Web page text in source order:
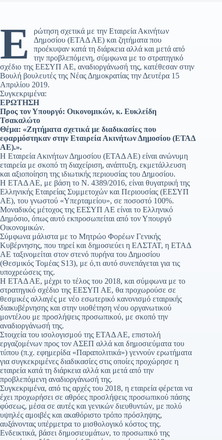
Ε
ρώτηση σχετικά με την Εταιρεία Ακινήτων
Δημοσίου (ΕΤΑΔ ΑΕ) και ζητήματα που
προέκυψαν κατά τη διάρκεια αλλά και μετά από
την προβλεπόμενη, σύμφωνα με το στρατηγικό
σχέδιο της ΕΕΣΥΠ ΑΕ, αναδιοργάνωσή της, κατέθεσαν στην
Βουλή βουλευτές της Νέας Δημοκρατίας την Δευτέρα 15
Απριλίου 2019.
Συγκεκριμένα:
ΕΡΩΤΗΣΗ
Προς τον Υπουργό: Οικονομικών, κ. Ευκλείδη
Τσακαλώτο
Θέμα: «Ζητήματα σχετικά με διαδικασίες που
εφαρμόστηκαν στην Εταιρεία Ακινήτων Δημοσίου (ΕΤΑΔ
ΑΕ).».
Η Εταιρεία Ακινήτων Δημοσίου (ΕΤΑΔ ΑΕ) είναι ανώνυμη
εταιρεία με σκοπό τη διαχείριση, ανάπτυξη, εκμετάλλευση
και αξιοποίηση της ιδιωτικής περιουσίας του Δημοσίου.
Η ΕΤΑΔ ΑΕ, με βάση το Ν. 4389/2016, είναι θυγατρική της
Ελληνικής Εταιρείας Συμμετοχών και Περιουσίας (ΕΕΣΥΠ
ΑΕ), του γνωστού «Υπερταμείου», σε ποσοστό 100%.
Μοναδικός μέτοχος της ΕΕΣΥΠ ΑΕ είναι το Ελληνικό
Δημόσιο, όπως αυτό εκπροσωπείται από τον Υπουργό
Οικονομικών.
Σύμφωνα μάλιστα με το Μητρώο Φορέων Γενικής
Κυβέρνησης, που τηρεί και δημοσιεύει η ΕΛΣΤΑΤ, η ΕΤΑΔ
ΑΕ ταξινομείται στον στενό πυρήνα του Δημοσίου
(Θεσμικός Τομέας S13), με ό,τι αυτό συνεπάγεται για τις
υποχρεώσεις της.
Η ΕΤΑΔ ΑΕ, μέχρι το τέλος του 2018, και σύμφωνα με το
στρατηγικό σχέδιο της ΕΕΣΥΠ ΑΕ, θα προχωρούσε σε
θεσμικές αλλαγές με νέο εσωτερικό κανονισμό εταιρικής
διακυβέρνησης και στην υιοθέτηση νέου οργανωτικού
μοντέλου με προσλήψεις προσωπικού, με σκοπό την
αναδιοργάνωσή της.
Στοιχεία του ισολογισμού της ΕΤΑΔ ΑΕ, επιστολή
εργαζομένων προς τον ΑΣΕΠ αλλά και δημοσιεύματα του
τύπου (π.χ. εφημερίδα «Παραπολιτικά») γεννούν ερωτήματα
για συγκεκριμένες διαδικασίες στις οποίες προχώρησε η
εταιρεία κατά τη διάρκεια αλλά και μετά από την
προβλεπόμενη αναδιοργάνωσή της.
Συγκεκριμένα, από τις αρχές του 2018, η εταιρεία φέρεται να
έχει προχωρήσει σε αθρόες προσλήψεις προσωπικού πάσης
φύσεως, μέσα σε αυτές και γενικών διευθυντών, με πολύ
υψηλές αμοιβές και ακαθόριστο τρόπο πρόσληψης,
αυξάνοντας υπέρμετρα το μισθολογικό κόστος της.
Ενδεικτικά, βάσει δημοσιευμάτων, το προσωπικό της